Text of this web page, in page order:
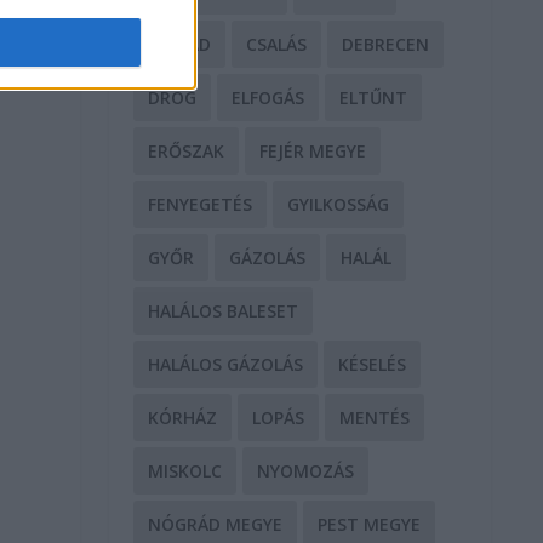
CSALÁD CSALÁS DEBRECEN
DROG ELFOGÁS ELTŰNT
ERŐSZAK FEJÉR MEGYE
FENYEGETÉS GYILKOSSÁG
GYŐR GÁZOLÁS HALÁL
HALÁLOS BALESET
HALÁLOS GÁZOLÁS KÉSELÉS
KÓRHÁZ LOPÁS MENTÉS
MISKOLC NYOMOZÁS
NÓGRÁD MEGYE PEST MEGYE